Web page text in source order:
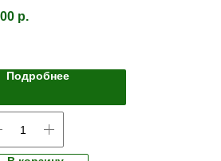
р.
Подробнее